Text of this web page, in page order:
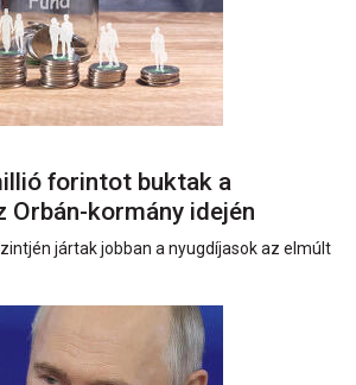
forintot buktak a
Orbán-kormány idején
jártak jobban a nyugdíjasok az elmúlt